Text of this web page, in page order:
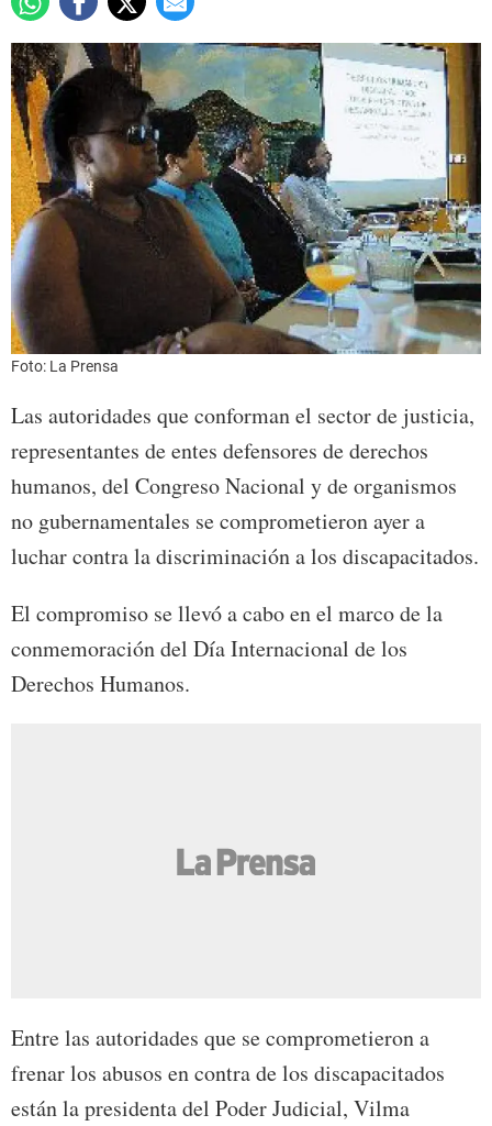
Foto: La Prensa
Las autoridades que conforman el sector de justicia,
representantes de entes defensores de derechos
humanos, del Congreso Nacional y de organismos
no gubernamentales se comprometieron ayer a
luchar contra la discriminación a los discapacitados.
El compromiso se llevó a cabo en el marco de la
conmemoración del Día Internacional de los
Derechos Humanos.
Entre las autoridades que se comprometieron a
frenar los abusos en contra de los discapacitados
están la presidenta del Poder Judicial, Vilma